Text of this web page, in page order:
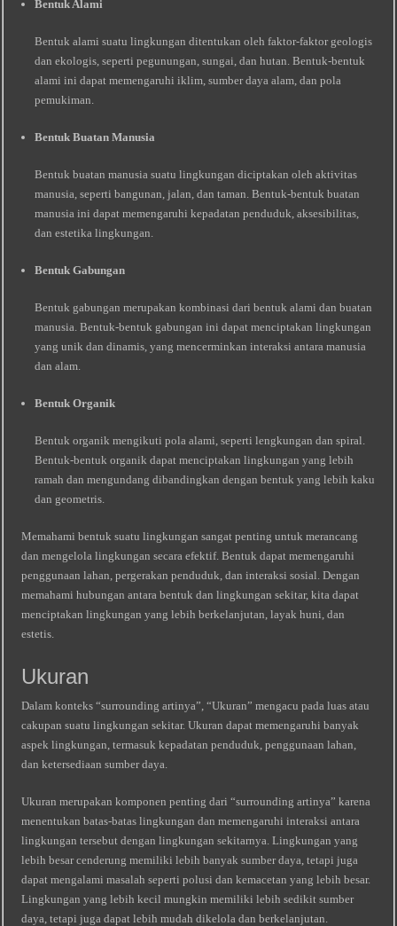
Bentuk Alami
Bentuk alami suatu lingkungan ditentukan oleh faktor-faktor geologis
dan ekologis, seperti pegunungan, sungai, dan hutan. Bentuk-bentuk
alami ini dapat memengaruhi iklim, sumber daya alam, dan pola
pemukiman.
Bentuk Buatan Manusia
Bentuk buatan manusia suatu lingkungan diciptakan oleh aktivitas
manusia, seperti bangunan, jalan, dan taman. Bentuk-bentuk buatan
manusia ini dapat memengaruhi kepadatan penduduk, aksesibilitas,
dan estetika lingkungan.
Bentuk Gabungan
Bentuk gabungan merupakan kombinasi dari bentuk alami dan buatan
manusia. Bentuk-bentuk gabungan ini dapat menciptakan lingkungan
yang unik dan dinamis, yang mencerminkan interaksi antara manusia
dan alam.
Bentuk Organik
Bentuk organik mengikuti pola alami, seperti lengkungan dan spiral.
Bentuk-bentuk organik dapat menciptakan lingkungan yang lebih
ramah dan mengundang dibandingkan dengan bentuk yang lebih kaku
dan geometris.
Memahami bentuk suatu lingkungan sangat penting untuk merancang
dan mengelola lingkungan secara efektif. Bentuk dapat memengaruhi
penggunaan lahan, pergerakan penduduk, dan interaksi sosial. Dengan
memahami hubungan antara bentuk dan lingkungan sekitar, kita dapat
menciptakan lingkungan yang lebih berkelanjutan, layak huni, dan
estetis.
Ukuran
Dalam konteks “surrounding artinya”, “Ukuran” mengacu pada luas atau
cakupan suatu lingkungan sekitar. Ukuran dapat memengaruhi banyak
aspek lingkungan, termasuk kepadatan penduduk, penggunaan lahan,
dan ketersediaan sumber daya.
Ukuran merupakan komponen penting dari “surrounding artinya” karena
menentukan batas-batas lingkungan dan memengaruhi interaksi antara
lingkungan tersebut dengan lingkungan sekitarnya. Lingkungan yang
lebih besar cenderung memiliki lebih banyak sumber daya, tetapi juga
dapat mengalami masalah seperti polusi dan kemacetan yang lebih besar.
Lingkungan yang lebih kecil mungkin memiliki lebih sedikit sumber
daya, tetapi juga dapat lebih mudah dikelola dan berkelanjutan.